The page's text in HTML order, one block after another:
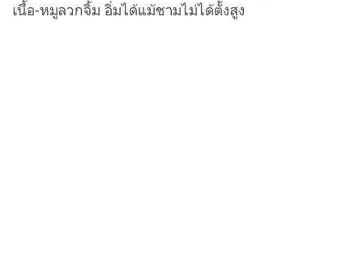
เนื้อ-หมูลวกจิ้ม อิ่มได้แม้ชามไม่ได้ตั้งสูง